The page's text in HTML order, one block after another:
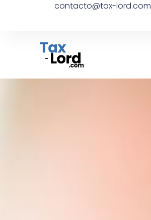
contacto@tax-lord.com